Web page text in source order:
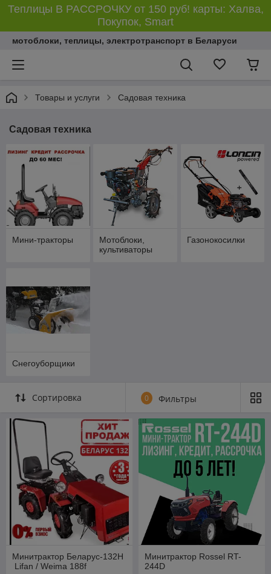
Теплицы В РАССРОЧКУ от 150 руб! карты: Халва,
Покупок, Smart
мотоблоки, теплицы, электротранспорт в Беларуси
Товары и услуги Садовая техника
Садовая техника
Мини-тракторы
Мотоблоки,
культиваторы
Газонокосилки
Снегоуборщики
Сортировка 0 Фильтры
Минитрактор Беларус-132Н
Lifan / Weima 188f
Минитрактор Rossel RT-
244D